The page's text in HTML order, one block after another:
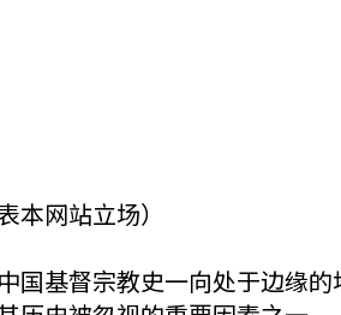
本网站立场）
国基督宗教史一向处于边缘